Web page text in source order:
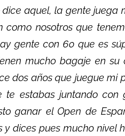
aquel, la gente juega
nosotros que
gente con 60 que es
mucho bagaje en su
dos años que juegue mi
estabas juntando con
ganar el Open de
dices pues mucho nivel